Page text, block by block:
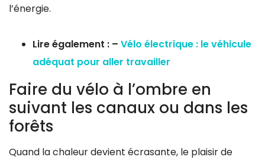
l’énergie.
Lire également : – Vélo électrique : le véhicule
adéquat pour aller travailler
Faire du vélo à l’ombre en
suivant les canaux ou dans les
forêts
Quand la chaleur devient écrasante, le plaisir de